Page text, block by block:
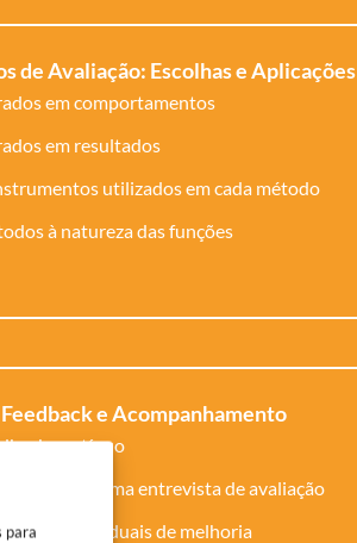
para
de Avaliação: Escolhas e Aplicações
em comportamentos
em resultados
utilizados em cada método
à natureza das funções
e Acompanhamento
contínuo
de uma entrevista de avaliação
individuais de melhoria